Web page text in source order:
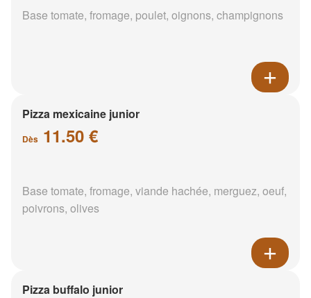
Base tomate, fromage, poulet, oignons, champignons
Pizza mexicaine junior
Dès 11.50 €
Base tomate, fromage, viande hachée, merguez, oeuf,
poivrons, olives
Pizza buffalo junior